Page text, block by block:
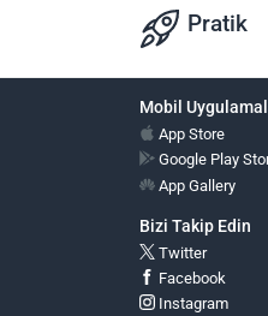
Pratik
Mobil
App Store
Google Play
App Gallery
Bizi Takip Edin
Twitter
Facebook
Instagram